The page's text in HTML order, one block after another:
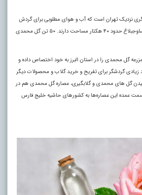
نزدیک تهران است که آب و هوای مطلوبی برای گردش
در طبیعت دارد. گلستان های ساوجبلاغ حدود ۴۰ هکتار مساحت دارند. ۵۰ تن گل محمدی
گل محمدی را در استان البرز به خود اختصاص داده و
زیادی گردشگر برای تفریح و خرید گلاب و محصولات دیگر
چیدن گل های محمدی و گلابگیری، عصاره گل محمدی هم در
عمده این عصاره‌ها به کشورهای حاشیه خلیج فارس